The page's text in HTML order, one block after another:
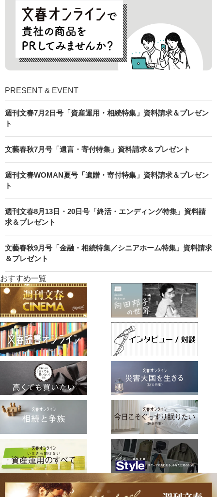
PRESENT & EVENT
週刊文春7月2日号「資産運用・相続特集」資料請求＆プレゼン
ト
文藝春秋7月号「遺言・寄付特集」資料請求＆プレゼント
週刊文春WOMAN夏号「遺贈・寄付特集」資料請求＆プレゼン
ト
週刊文春8月13日・20日号「終活・エンディング特集」資料請
求＆プレゼント
文藝春秋9月号「金融・相続特集／シニアホーム特集」資料請求
＆プレゼント
おすすめ一覧